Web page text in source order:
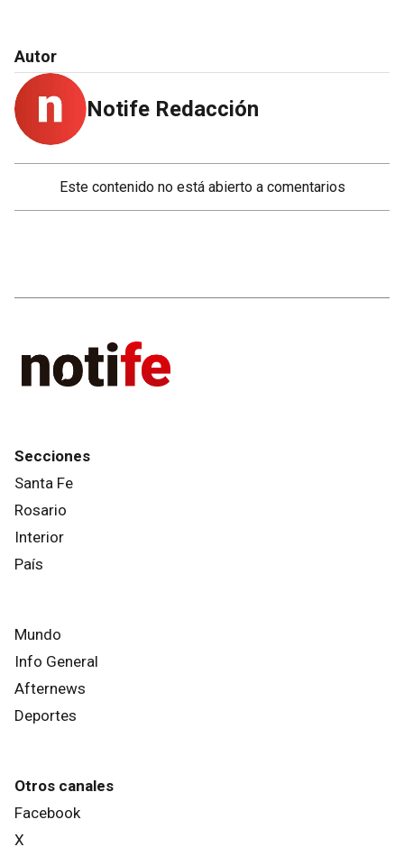
Autor
Notife Redacción
Este contenido no está abierto a comentarios
Secciones
Santa Fe
Rosario
Interior
País
Mundo
Info General
Afternews
Deportes
Otros canales
Facebook
X